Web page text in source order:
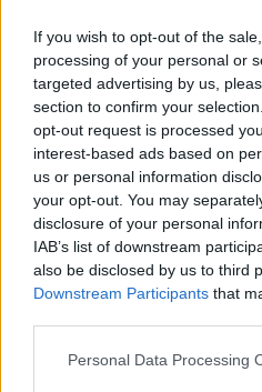
If you wish to opt-out of the
processing of your personal or
targeted advertising by us,
section to confirm your
opt-out request is processed
interest-based ads based on
us or personal information
your opt-out. You may
disclosure of your personal
IAB’s list of downstream
also be disclosed by us to third
Downstream Participants that
Personal Data Processing
Λιμενικού
στα
κλέφτες
τους στα…
10
ΑΡΘΡΑ - ΑΠΟΨΕΙΣ
Είναι
Κισάμου;